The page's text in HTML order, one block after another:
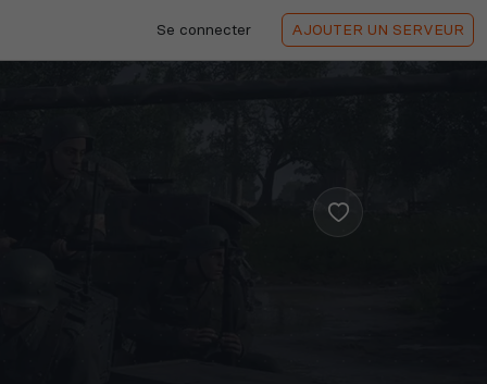
Se connecter AJOUTER UN SERVEUR